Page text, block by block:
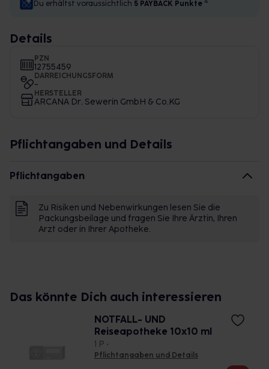
Du erhältst voraussichtlich 5 PAYBACK Punkte
Details
PZN
12755459
DARREICHUNGSFORM
-
HERSTELLER
ARCANA Dr. Sewerin GmbH & Co.KG
Pflichtangaben und Details
Pflichtangaben
Zu Risiken und Nebenwirkungen lesen Sie die
Packungsbeilage und fragen Sie Ihre Ärztin, Ihren
Arzt oder in Ihrer Apotheke.
Das könnte Dich auch interessieren
NOTFALL- UND
Reiseapotheke 10x10 ml
1 P •
Pflichtangaben und Details